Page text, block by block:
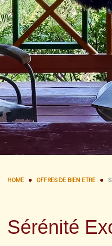
HOME OFFRES DE BIEN ETRE
Sérénité